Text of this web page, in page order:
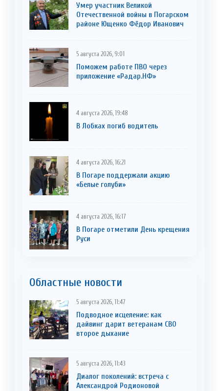
Умер участник Великой
Отечественной войны в Погарском
районе Ющенко Фёдор Иванович
5 августа 2026, 9:01
Поможем работе ПВО через
приложение «Радар.НФ»
4 августа 2026, 19:48
В Лобках погиб водитель
4 августа 2026, 16:21
В Погаре поддержали акцию
«Белые голуби»
4 августа 2026, 16:17
В Погаре отметили День крещения
Руси
Областные новости
5 августа 2026, 11:47
Подводное исцеление: как
дайвинг дарит ветеранам СВО
второе дыхание
5 августа 2026, 11:43
Диалог поколений: встреча с
Александрой Родионовой